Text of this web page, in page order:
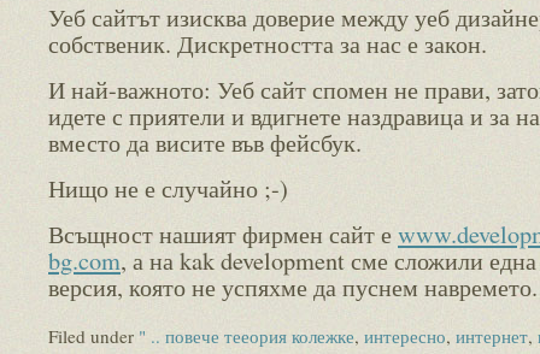
Уеб сайтът изисква доверие между уеб
собственик. Дискретността за нас е закон.
И най-важното: Уеб сайт спомен не прави,
идете с приятели и вдигнете наздравица и за
вместо да висите във фейсбук.
Нищо не е случайно ;-)
Всъщност нашият фирмен сайт е
bg.com, а на kak development сме сложили една
версия, която не успяхме да пуснем навремето.
Filed under " .. повече тееория колежке, интересно, интернет,